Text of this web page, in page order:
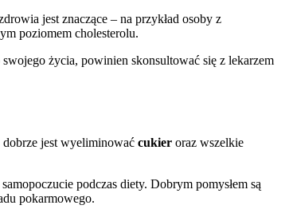
jest znaczące – na przykład osoby z
poziomem cholesterolu.
życia, powinien skonsultować się z lekarzem
jest wyeliminować cukier oraz wszelkie
podczas diety. Dobrym pomysłem są
pokarmowego.